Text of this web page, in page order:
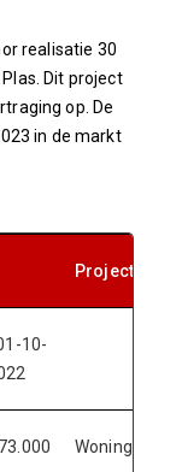
realisatie 30
Dit project
op. De
in de markt
10-
Woningbouw